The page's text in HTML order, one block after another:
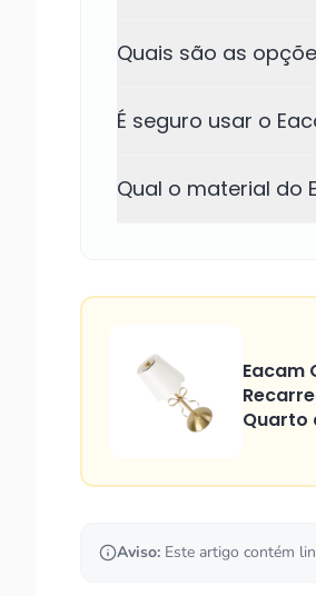
Quais são as
É seguro usar o
Qual o material do
Eacam
Quarto
Aviso: Este artigo contém